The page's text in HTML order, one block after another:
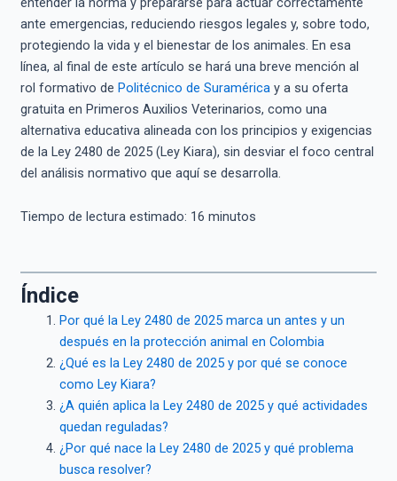
ante emergencias, reduciendo riesgos legales y, sobre todo,
protegiendo la vida y el bienestar de los animales. En esa
línea, al final de este artículo se hará una breve mención al
rol formativo de Politécnico de Suraméricay a su oferta
gratuita en Primeros Auxilios Veterinarios, como una
alternativa educativa alineada con los principios y exigencias
de la Ley 2480 de 2025 (Ley Kiara), sin desviar el foco central
del análisis normativo que aquí se desarrolla.
Tiempo de lectura estimado: 16 minutos
Índice
Por qué la Ley 2480 de 2025 marca un antes y un
después en la protección animal en Colombia
¿Qué es la Ley 2480 de 2025 y por qué se conoce
como Ley Kiara?
¿A quién aplica la Ley 2480 de 2025 y qué actividades
quedan reguladas?
¿Por qué nace la Ley 2480 de 2025 y qué problema
busca resolver?